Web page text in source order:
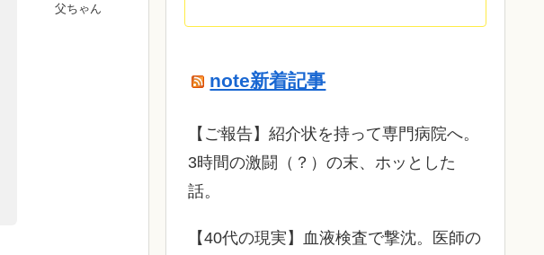
父ちゃん
note新着記事
​【ご報告】紹介状を持って専門病院へ。
3時間の激闘（？）の末、ホッとした
話。
【40代の現実】血液検査で撃沈。医師の